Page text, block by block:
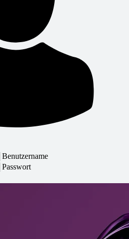
Benutzername
Passwort